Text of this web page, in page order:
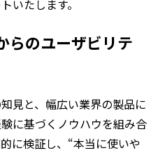
いたします。
らのユーザビリテ
見と、幅広い業界の製品に
に基づくノウハウを組み合
に検証し、“本当に使いや